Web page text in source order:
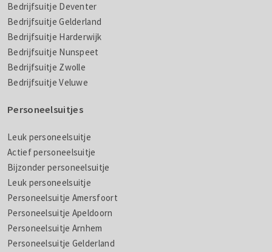
Bedrijfsuitje Deventer
Bedrijfsuitje Gelderland
Bedrijfsuitje Harderwijk
Bedrijfsuitje Nunspeet
Bedrijfsuitje Zwolle
Bedrijfsuitje Veluwe
Personeelsuitjes
Leuk personeelsuitje
Actief personeelsuitje
Bijzonder personeelsuitje
Leuk personeelsuitje
Personeelsuitje Amersfoort
Personeelsuitje Apeldoorn
Personeelsuitje Arnhem
Personeelsuitje Gelderland